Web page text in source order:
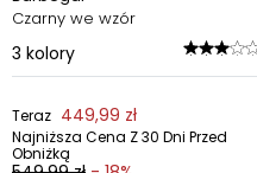
Czarny we wzór
3 kolory
Teraz 449,99 zł
Najniższa Cena Z 30 Dni Przed
Obniżką